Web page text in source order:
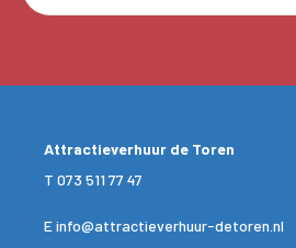
Attractieverhuur de Toren
T 073 511 77 47
Einfo@attractieverhuur-detoren.nl